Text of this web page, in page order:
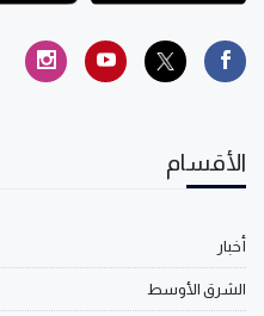
الأقسام
أخبار
الشرق الأوسط